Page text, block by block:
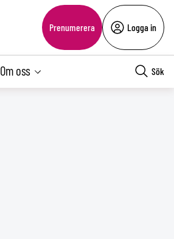
Prenumerera Logga in
Om oss Sök